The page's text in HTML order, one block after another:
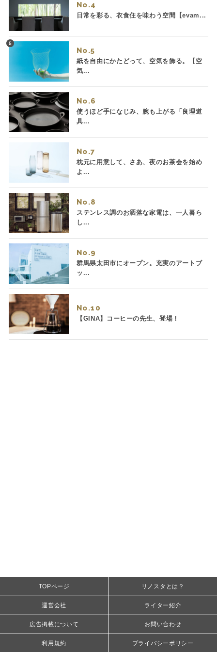
No.
日常を彩る、衣食住を味わう空間【evam...
No.
紙を自由にかたどって、空気を飾る。【空
気...
No.
使うほど手になじみ、腕も上がる「良理道
具...
No.
枕元に用意して、さあ、夜のお茶会を始め
よ...
No.
ステンレス調のお洒落な家電は、一人暮ら
し...
No.
群馬県太田市にオープン。充実のアートブ
ッ...
No.
【GINA】コーヒーの先生、登場！
TOPページ リノスタとは？
運営会社 ライター紹介
広告掲載について お問い合わせ
利用規約 プライバシーポリシー